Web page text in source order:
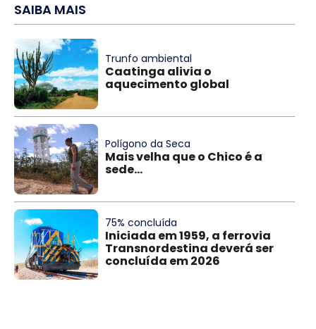
SAIBA MAIS
Trunfo ambiental
Caatinga alivia o
aquecimento global
Polígono da Seca
Mais velha que o Chico é a
sede...
75% concluída
Iniciada em 1959, a ferrovia
Transnordestina deverá ser
concluída em 2026